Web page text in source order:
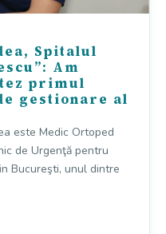
Spitalul
Am
primul
gestionare al
este Medic Ortoped
de Urgenţă pentru
Bucureşti, unul dintre